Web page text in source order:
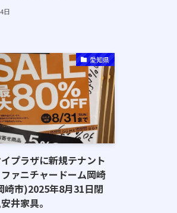
日
愛知県
プラザに新規テナント
ァニチャードーム岡崎
崎市)2025年8月31日閉
井家具。